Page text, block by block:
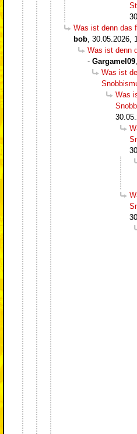
Was ist denn das
bob 30.05.2026,
Was ist denn
- Gargamel09
Was ist
Was